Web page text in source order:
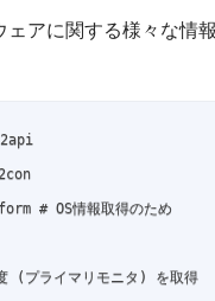
ェアに関する様々な情
# OS情報取得のため
(プライマリモニタ) を取得